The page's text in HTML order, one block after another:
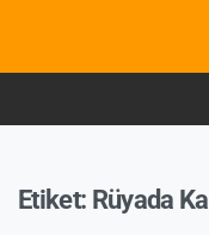
Etiket: Rüyada